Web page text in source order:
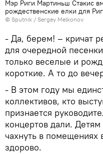
Мэр Риги Мартиньш Стакис
рождественские елки для
© Sputnik / Sergey Melkonov
- Да, берем! – кричат
для очередной
только веселые и
короткие. А то до
- В этом году мы
коллективов, кто
признается
концертов дали.
чахнуть в помещениях
здорово.